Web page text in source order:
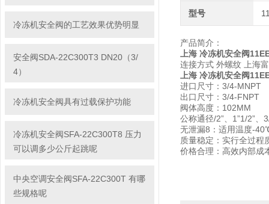
冷冻机安全阀的工艺效果优势明显
安全阀SDA-22C300T3 DN20（3/
4）
冷冻机安全阀具有过载保护功能
冷冻机安全阀SFA-22C300T8 压力
可以调多少公斤起跳呢
中央空调安全阀SFA-22C300T 有哪
些规格呢
型号
产品简介：
上海 冷冻机安全阀
连接方式 外螺纹 上海
上海 冷冻机安全阀
进口尺寸：3/4-MNPT
出口尺寸：3/4-FNPT
阀体高度：102MM
公称通径/2”、1”1/2”
无泄漏8：适用温度-
质量稳定：实行全过程
价格合理：高效内部成